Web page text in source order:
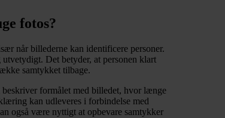
fotos?
når billederne kan identificere personer.
Det betyder, at personen klart
samtykket tilbage.
formålet med billedet, hvor længe
kan udleveres i forbindelse med
også være nyttigt at opbevare samtykker